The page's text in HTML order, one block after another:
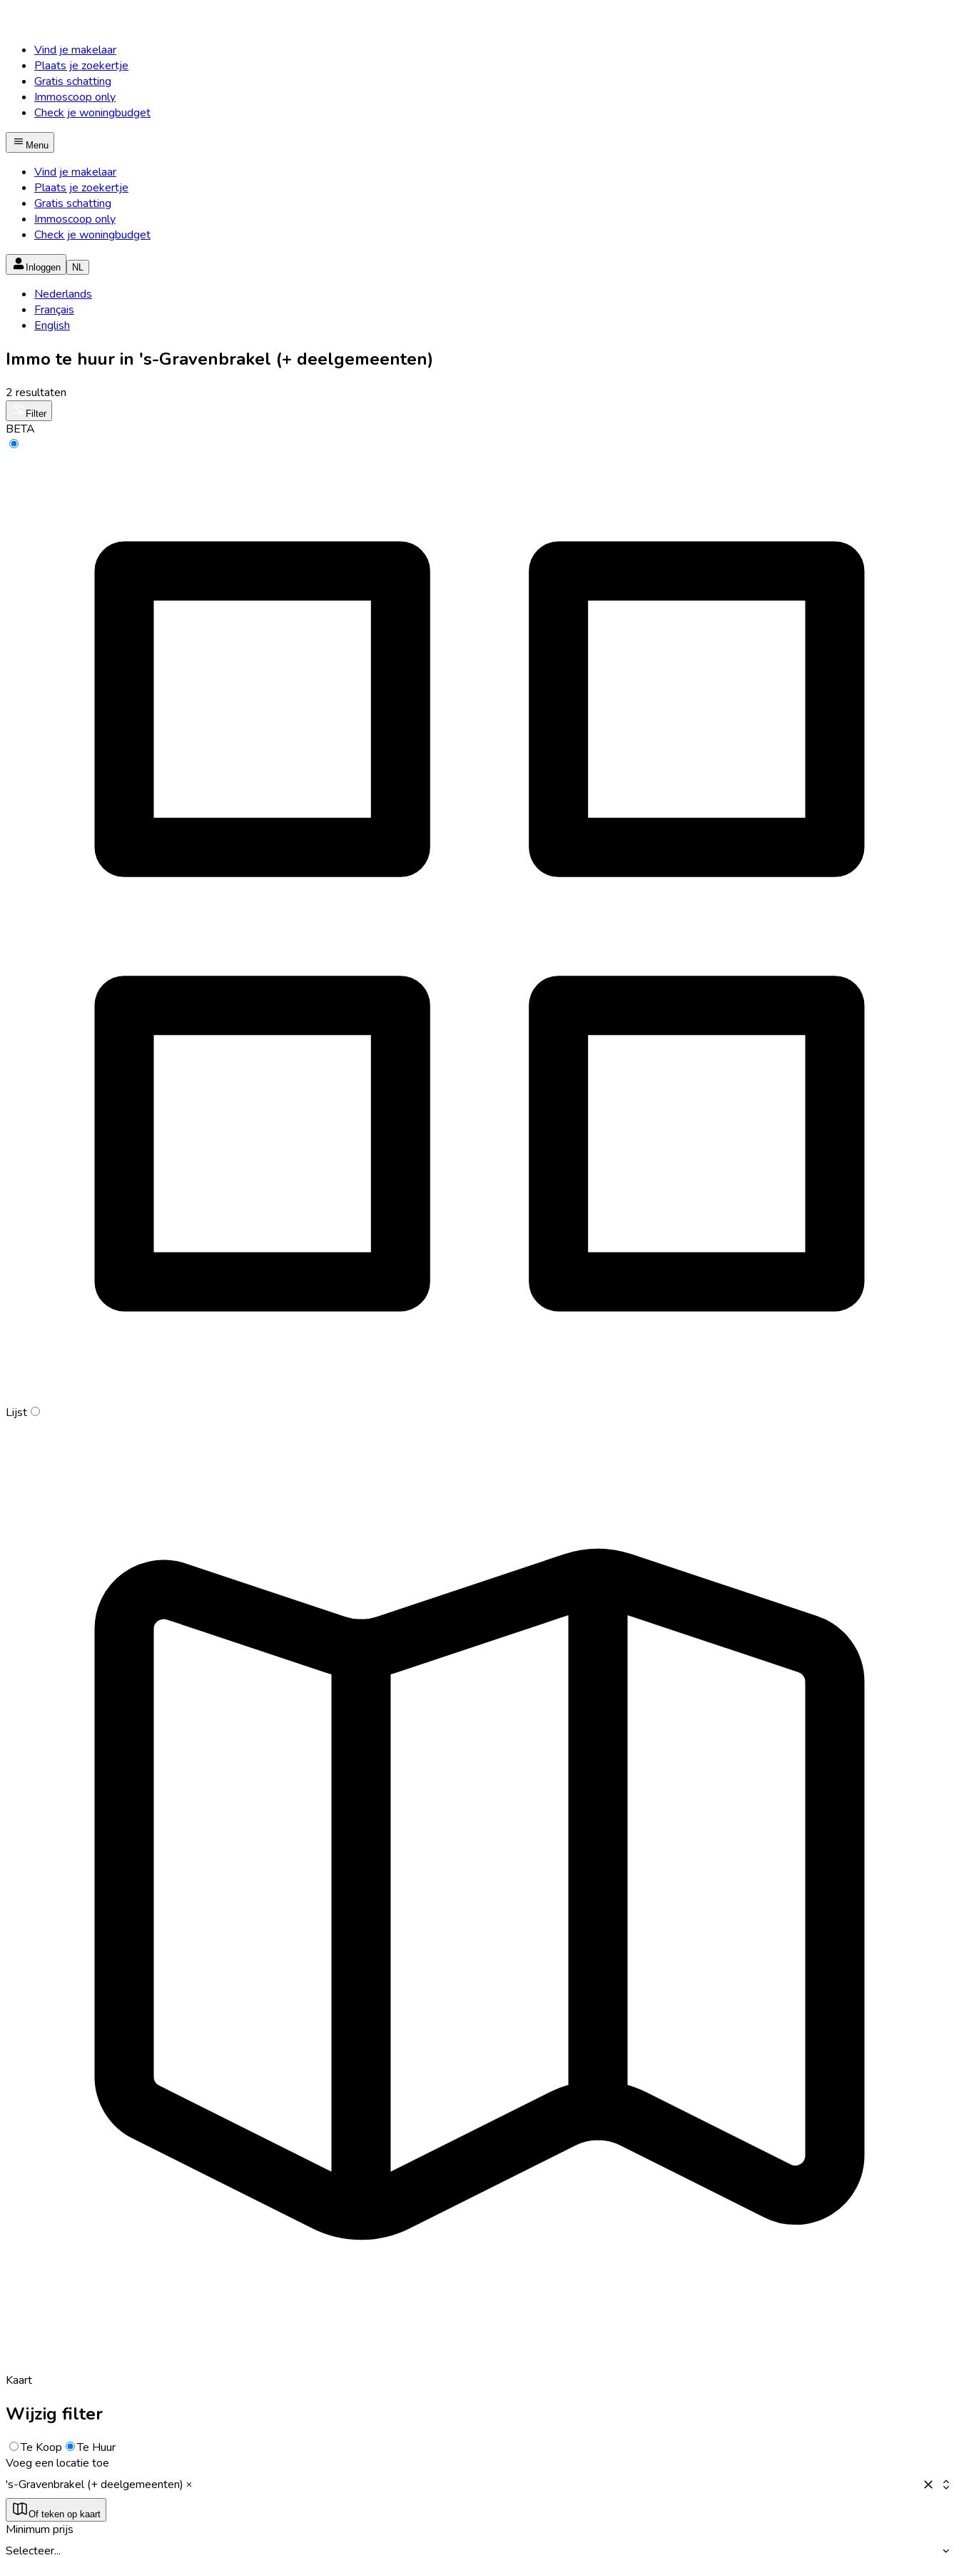
Vind je makelaar
Plaats je zoekertje
Gratis schatting
Immoscoop only
Check je woningbudget
Menu
Vind je makelaar
Plaats je zoekertje
Gratis schatting
Immoscoop only
Check je woningbudget
Inloggen NL
Nederlands
Français
English
Immo te huur in 's-Gravenbrakel (+ deelgemeenten)
2 resultaten
Filter
BETA
Lijst
Kaart
Wijzig filter
Te Koop
Te Huur
Voeg een locatie toe
's-Gravenbrakel (+ deelgemeenten)
Of teken op kaart
Minimum prijs
Selecteer...